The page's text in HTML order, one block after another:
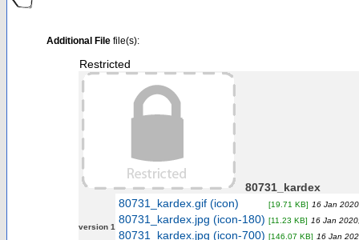
Additional Filefile(s):
Restricted
80731_kardex
version 1
80731_kardex.gif (icon) [19.71 KB] 16 Jan
80731_kardex.jpg (icon-180) [11.23 KB] 16 Jan
80731_kardex.jpg (icon-700) [146.07 KB] 16 Jan